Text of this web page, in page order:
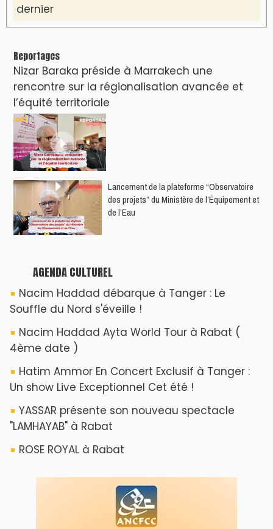
Nacim Haddad débarque à Tanger : Le
Nacim Haddad Ayta World Tour à Rabat (
4ème date )
Hatim Ammor En Concert Exclusif à Tanger :
Un show Live Exceptionnel Cet été !
YASSAR présente son nouveau spectacle
"LAMHAYAB" à Rabat
ROSE ROYAL à Rabat
ABOUT US